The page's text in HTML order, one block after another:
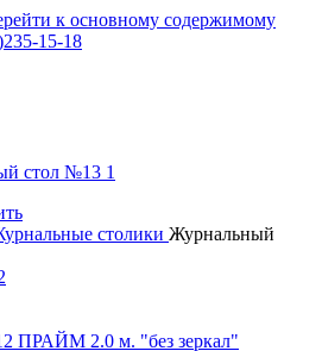
к основному содержимому
15-18
столики Журнальный